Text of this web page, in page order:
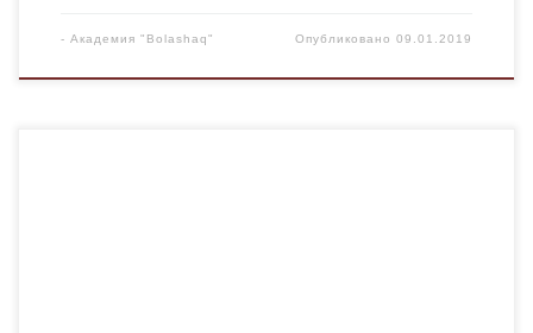
- Академия "Bolashaq" Опубликовано09.01.2019